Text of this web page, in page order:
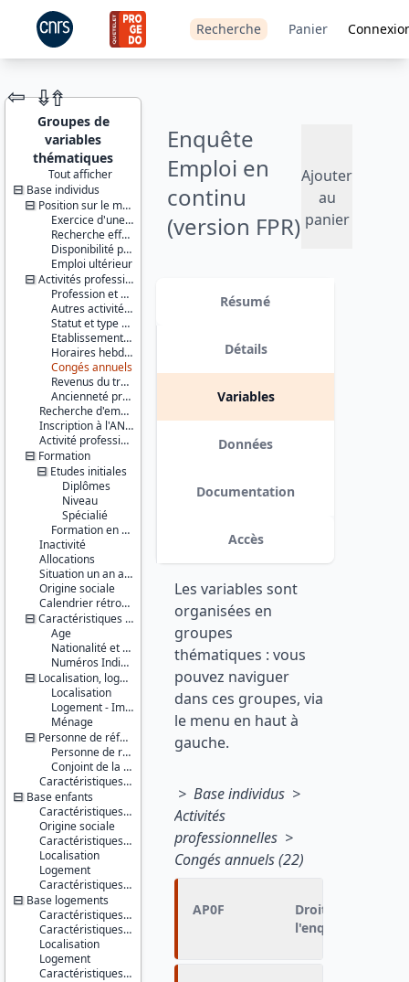
Recherche Panier
JEU DE
DONNÉES
Enquête
Emploi en
continu
(version FPR)
Ajouter
au
panier
supplémentaires dites « rétropolées
retrouver, sur la période 2003-2012,
les séries qui ont été corrigées de
l'effet de la rénovation du
(dans les fichiers enfants
individus EXTRILOG_RETROPOLE,
EXTRI16_RETROPOLE ; dans les
variable HALO_ANC a également
été ajoutée dans les fichiers
individus : elle correspond à
savoir les personnes inactives
souhaitant ou cherchant activement
un emploi. De plus, les valeurs de la
variable IDENQ (identifiant
enquêteur anonymisé) ont été
modifiées suite à un changement
dans l'anonymisation des
identifiants. date : 2015-11-13
⇦ ⇮⇮
Groupes de
variables
thématiques
Tout afficher
Base individus
Position sur le marché du travail
Exercice d'une activité professionnelle effective
Recherche effective d'un travail
Disponibilité pour travailler
Emploi ultérieur
Activités professionnelles
Profession et employeur principaux
Autres activités professionnelles
Statut et type de contrat
Etablissement employeur
Horaires hebdomadaires
Congés annuels
Revenus du travail
Ancienneté professionnelle
Recherche d'emploi
Inscription à l'ANPE
Activité professionnelle antérieure
Formation
Etudes initiales
Diplômes
Niveau
Spécialié
Formation en cours
Inactivité
Allocations
Situation un an auparavant
Origine sociale
Calendrier rétrospectif d'activité
Caractéristiques personnelles
Age
Nationalité et pays de naissance
Numéros Individuels
Localisation, logement, ménage
Localisation
Logement - Immeuble
Ménage
Personne de référence du ménage et son conjoint
Personne de référence du ménage
Conjoint de la personne de référence du ménage
Caractéristiques d'enquête
Base enfants
Caractéristiques personnelles
Origine sociale
Caractéristiques du ménage
Localisation
Logement
Caractéristiques d'enquête
Base logements
Caractéristiques de la PRM
Caractéristiques du ménage
Localisation
Logement
Caractéristiques d'enquête
Identifiants :
lil-0684b
doi:10.13144/lil-
0684b
Thème :
Travail et
emploi
Série :
Enquête
Emploi /
Enquête
Emploi en
continu
(EE / EEC)
Couverture
géographique :
France
métropolitaine
Producteur :
INSEE
Diffuseur :
Progedo-
Adisp
Résumé
Détails
Variables
Données
Documentation
Accès
Les variables sont
organisées en
groupes
thématiques : vous
pouvez naviguer
dans ces groupes, via
le menu en haut à
gauche.
> Base individus >
Activités
professionnelles >
Congés annuels (22)
AP0F
Droits à congé
l'enquête